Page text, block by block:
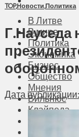
В Литве
В мире
Политика
Экономика
Бизнес
Общество
Мнения
Вильнюс
Клайпеда
TOP,Новости,Политика
Г.Науседа
Дата